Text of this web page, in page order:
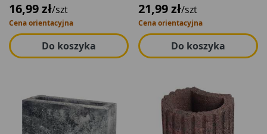
16,99 zł/szt
Cena orientacyjna
Do koszyka
21,99 zł/szt
Cena orientacyjna
Do koszyka